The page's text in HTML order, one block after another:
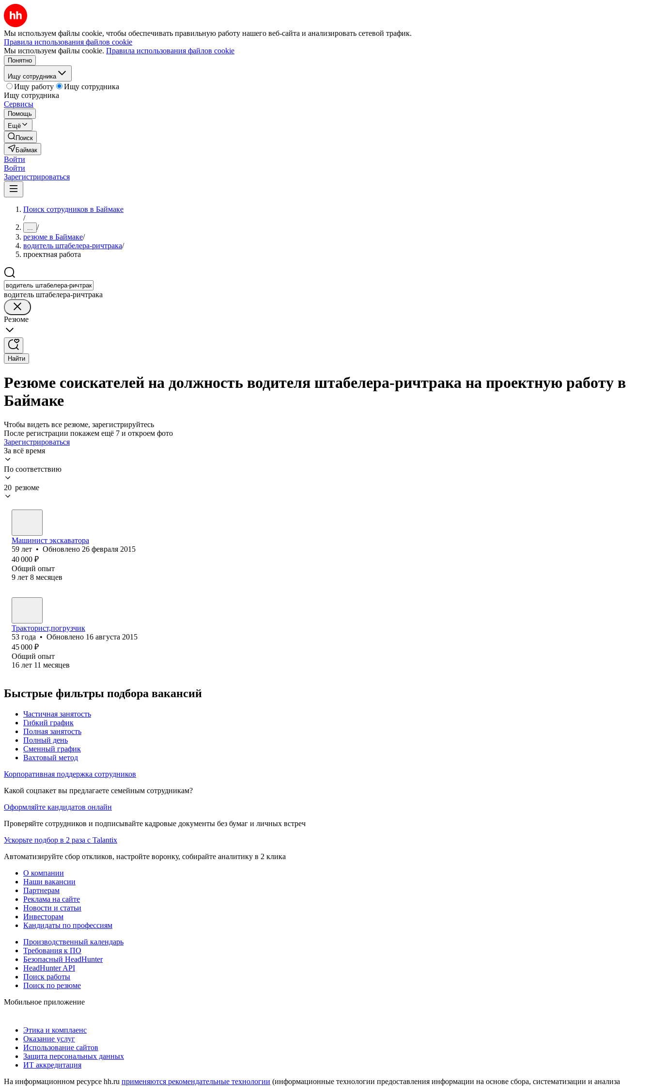
Мы используем файлы cookie, чтобы обеспечивать правильную работу нашего веб-сайта и анализировать сетевой трафик.
Правила использования файлов cookie
Мы используем файлы cookie. Правила использования файлов cookie
Понятно
Ищу сотрудника
Ищу работу
Ищу сотрудника
Ищу сотрудника
Сервисы
Помощь
Ещё
Поиск
Баймак
Войти
Войти
Зарегистрироваться
Поиск сотрудников в Баймаке
/
... /
резюме в Баймаке/
водитель штабелера-ричтрака/
проектная работа
водитель штабелера-ричтрака
Резюме
Найти
Резюме соискателей на должность водителя штабелера-ричтрака на проектную работу в
Баймаке
Чтобы видеть все резюме, зарегистрируйтесь
После регистрации покажем ещё 7 и откроем фото
Зарегистрироваться
За всё время
По соответствию
20 резюме
Машинист экскаватора
59 лет • Обновлено 26 февраля 2015
40 000 ₽
Общий опыт
9 лет 8 месяцев
Тракторист,погрузчик
53 года • Обновлено 16 августа 2015
45 000 ₽
Общий опыт
16 лет 11 месяцев
Быстрые фильтры подбора вакансий
Частичная занятость
Гибкий график
Полная занятость
Полный день
Сменный график
Вахтовый метод
Корпоративная поддержка сотрудников
Какой соцпакет вы предлагаете семейным сотрудникам?
Оформляйте кандидатов онлайн
Проверяйте сотрудников и подписывайте кадровые документы без бумаг и личных встреч
Ускорьте подбор в 2 раза с Talantix
Автоматизируйте сбор откликов, настройте воронку, собирайте аналитику в 2 клика
О компании
Наши вакансии
Партнерам
Реклама на сайте
Новости и статьи
Инвесторам
Кандидаты по профессиям
Производственный календарь
Требования к ПО
Безопасный HeadHunter
HeadHunter API
Поиск работы
Поиск по резюме
Мобильное приложение
Этика и комплаенс
Оказание услуг
Использование сайтов
Защита персональных данных
ИТ аккредитация
На информационном ресурсе hh.ru применяются рекомендательные технологии (информационные технологии предоставления информации на основе сбора, систематизации и анализа